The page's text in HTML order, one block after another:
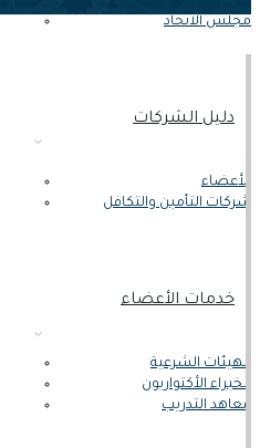
مجلس الاتحاد
دليل الشركات
الأعضاء
شركات التأمبن والتكافل
خدمات الأعضاء
الهيئات الشرعية
الخبراء الأكتواريون
معاهد التدريب